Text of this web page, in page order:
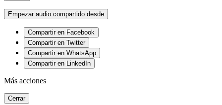
Empezar audio compartido desde
Compartir en Facebook
Compartir en Twitter
Compartir en WhatsApp
Compartir en LinkedIn
Más acciones
Cerrar